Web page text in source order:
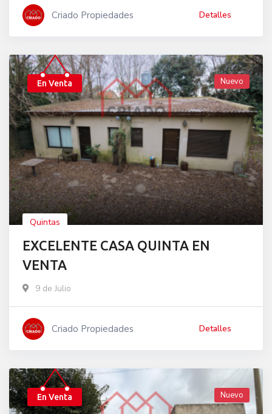
Criado Propiedades Detalles
En Venta
Quintas
EXCELENTE CASA QUINTA EN
VENTA
Nuevo
9 de Julio
Criado Propiedades Detalles
En Venta Nuevo